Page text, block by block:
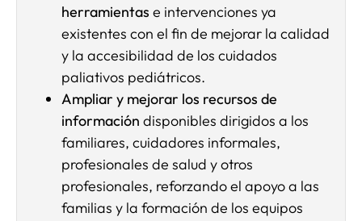
herramientas e intervenciones ya
existentes con el fin de mejorar la calidad
y la accesibilidad de los cuidados
paliativos pediátricos.
Ampliar y mejorar los recursos de
información disponibles dirigidos a los
familiares, cuidadores informales,
profesionales de salud y otros
profesionales, reforzando el apoyo a las
familias y la formación de los equipos